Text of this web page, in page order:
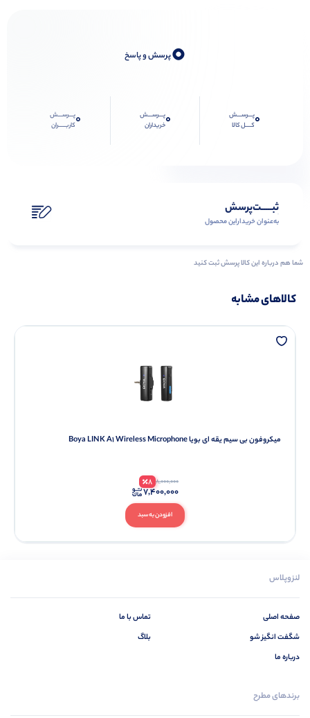
0پرسش و پاسخ
0پـــرســـش
کــــل کالا
0پـــرســـش
خریداران
0پـــرســـش
کاربـــــران
ثبـــــت‌پرسش
به‌عنوان ‌خریدار‌این‌ محصول
شما هم درباره این کالا پرسش ثبت کنید
کالاهای مشابه
میکروفون بی سیم یقه ای بویا Boya LINK A1 Wireless Microphone
افزودن به سبد
8,000,000
8
7,400,000
لنزوپلاس
صفحه اصلی
شگفت انگیز شو
درباره ما
تماس با ما
بلاگ
برندهای مطرح